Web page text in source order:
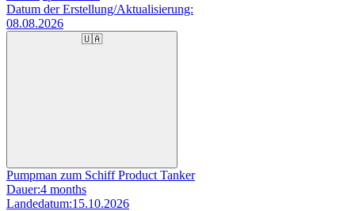
Datum der Erstellung/Aktualisierung:
08.08.2026
🇺🇦
Pumpman zum Schiff Product Tanker
Dauer:4 months
Landedatum:15.10.2026